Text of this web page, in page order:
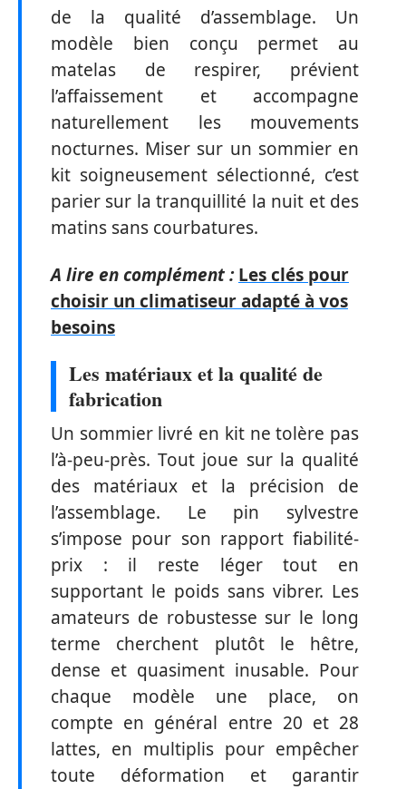
de la qualité d’assemblage. Un
modèle bien conçu permet au
matelas de respirer, prévient
l’affaissement et accompagne
naturellement les mouvements
nocturnes. Miser sur un sommier en
kit soigneusement sélectionné, c’est
parier sur la tranquillité la nuit et des
matins sans courbatures.
A lire en complément : Les clés pour
choisir un climatiseur adapté à vos
besoins
Les matériaux et la qualité de
fabrication
Un sommier livré en kit ne tolère pas
l’à-peu-près. Tout joue sur la qualité
des matériaux et la précision de
l’assemblage. Le pin sylvestre
s’impose pour son rapport fiabilité-
prix : il reste léger tout en
supportant le poids sans vibrer. Les
amateurs de robustesse sur le long
terme cherchent plutôt le hêtre,
dense et quasiment inusable. Pour
chaque modèle une place, on
compte en général entre 20 et 28
lattes, en multiplis pour empêcher
toute déformation et garantir